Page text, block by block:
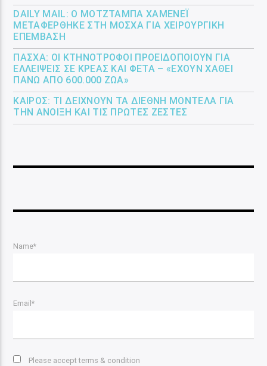
DAILY MAIL: Ο ΜΟΤΖΤΆΜΠΑ ΧΑΜΕΝΕΪ́
ΜΕΤΑΦΈΡΘΗΚΕ ΣΤΗ ΜΌΣΧΑ ΓΙΑ ΧΕΙΡΟΥΡΓΙΚΉ
ΕΠΈΜΒΑΣΗ
ΠΆΣΧΑ: ΟΙ ΚΤΗΝΟΤΡΌΦΟΙ ΠΡΟΕΙΔΟΠΟΙΟΎΝ ΓΙΑ
ΕΛΛΕΊΨΕΙΣ ΣΕ ΚΡΈΑΣ ΚΑΙ ΦΈΤΑ – «ΈΧΟΥΝ ΧΑΘΕΊ
ΠΆΝΩ ΑΠΌ 600.000 ΖΏΑ»
ΚΑΙΡΌΣ: ΤΙ ΔΕΊΧΝΟΥΝ ΤΑ ΔΙΕΘΝΉ ΜΟΝΤΈΛΑ ΓΙΑ
ΤΗΝ ΆΝΟΙΞΗ ΚΑΙ ΤΙΣ ΠΡΏΤΕΣ ΖΈΣΤΕΣ
Name*
Email*
Please accept terms & condition